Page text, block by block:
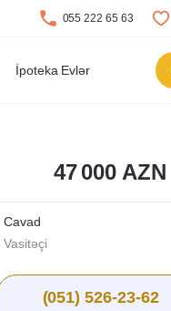
055 222 65 63
İpoteka Evlər
47 000 AZN
Cavad
Vasitəçi
(051) 526-23-62